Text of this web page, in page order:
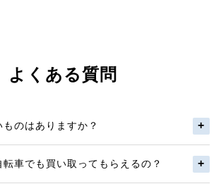
よくある質問
のはありますか？
車でも買い取ってもらえるの？